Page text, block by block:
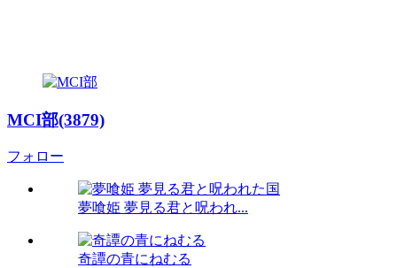
MCI部(3879)
フォロー
夢喰姫 夢見る君と呪われ...
奇譚の青にねむる